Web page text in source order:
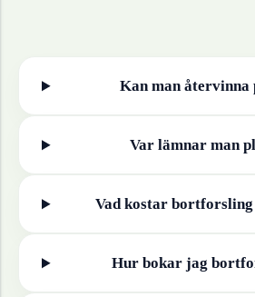
Kan man återvinna
Var lämnar man
Vad kostar
Hur bokar jag